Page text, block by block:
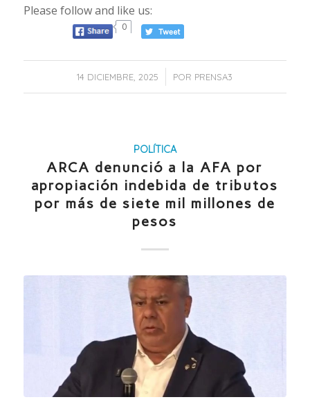
Please follow and like us:
0
14 DICIEMBRE, 2025
/ POR PRENSA3
POLÍTICA
ARCA denunció a la AFA por
apropiación indebida de tributos
por más de siete mil millones de
pesos